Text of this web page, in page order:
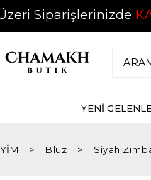
KARGO
YENİ
Bluz Siyah